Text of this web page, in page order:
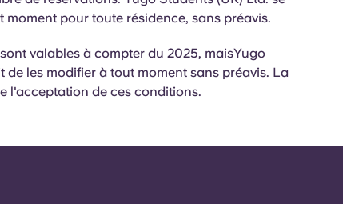
pour toute résidence, sans préavis.
valables à compter du 2025, maisYugo
de les modifier à tout moment sans préavis. La
l'acceptation de ces conditions.